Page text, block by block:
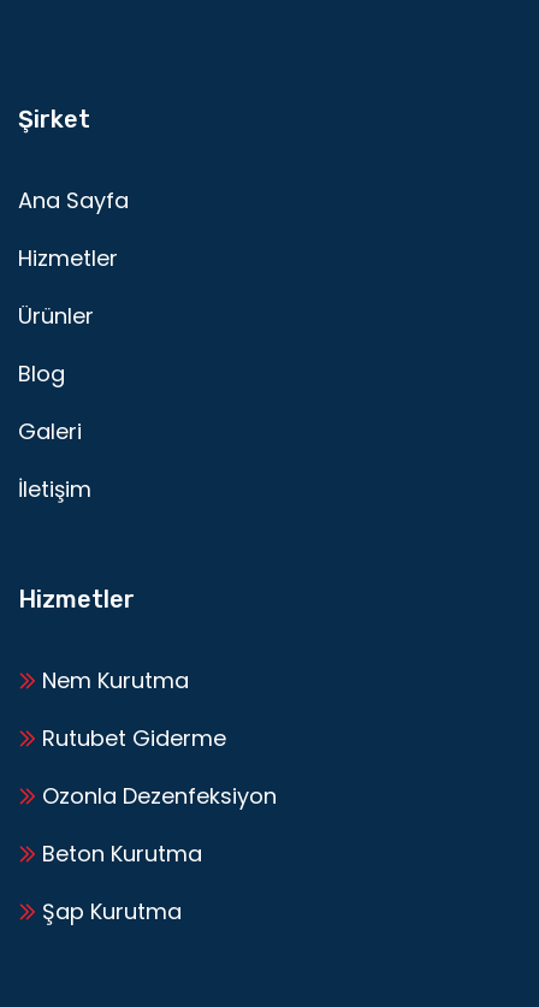
Şirket
Ana Sayfa
Hizmetler
Ürünler
Blog
Galeri
İletişim
Hizmetler
Nem Kurutma
Rutubet Giderme
Ozonla Dezenfeksiyon
Beton Kurutma
Şap Kurutma